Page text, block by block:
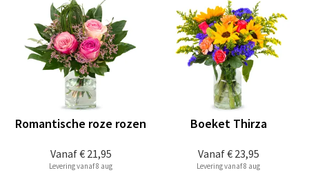
Vanaf€ 21,95
Romantische roze rozen
Levering vanaf 8 aug
Vanaf€ 23,95
Boeket Thirza
Levering vanaf 8 aug